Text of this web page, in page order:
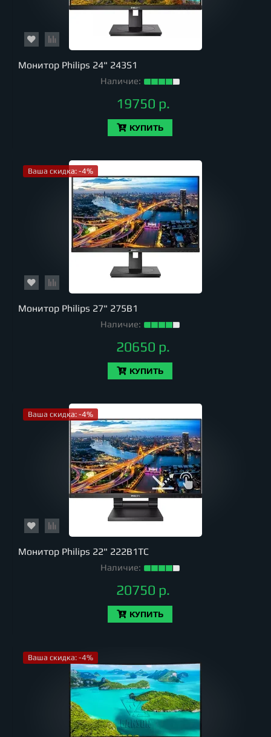
Монитор Philips 24" 243S1
Наличие:
19750 р.
КУПИТЬ
Ваша скидка: -4%
Монитор Philips 27" 275B1
Наличие:
20650 р.
КУПИТЬ
Ваша скидка: -4%
Монитор Philips 22" 222B1TC
Наличие:
20750 р.
КУПИТЬ
Ваша скидка: -4%